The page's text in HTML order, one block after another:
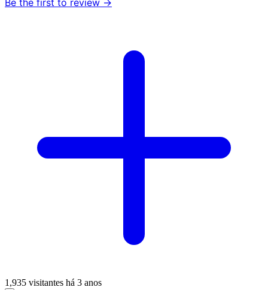
Be the first to review →
1,935 visitantes há 3 anos